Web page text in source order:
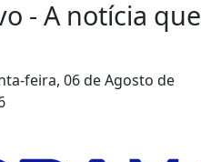
- A notícia que
feira, 06 de Agosto de